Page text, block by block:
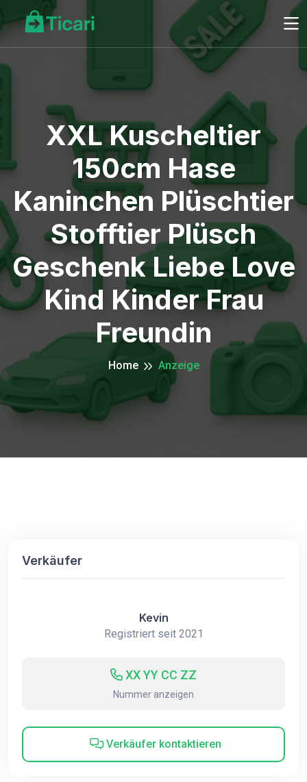
XXL Kuscheltier
150cm Hase
Kaninchen Plüschtier
Stofftier Plüsch
Geschenk Liebe Love
Kind Kinder Frau
Freundin
Home Anzeige
Verkäufer
Kevin
Registriert seit 2021
XX YY CC ZZ
Nummer anzeigen
Verkäufer kontaktieren